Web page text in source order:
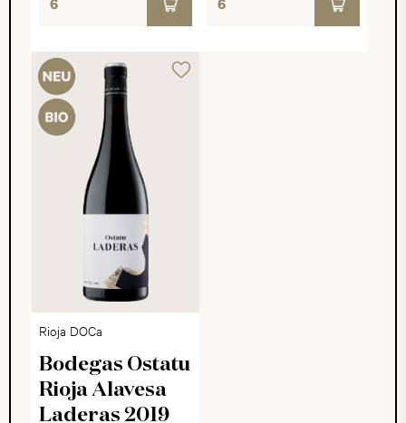
Rioja DOCa
Bodegas Ostatu
Rioja Alavesa
Laderas 2019